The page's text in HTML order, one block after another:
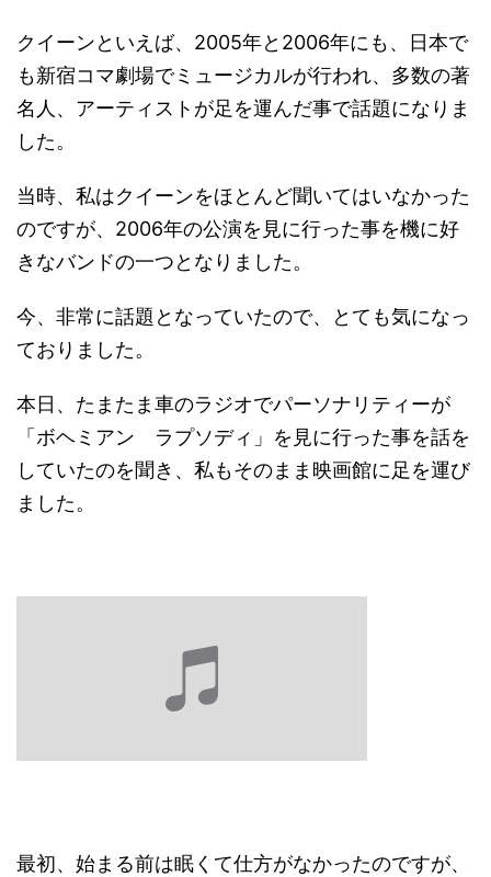
クイーンといえば、2005年と2006年にも、日本で
も新宿コマ劇場でミュージカルが行われ、多数の著
名人、アーティストが足を運んだ事で話題になりま
した。
当時、私はクイーンをほとんど聞いてはいなかった
のですが、2006年の公演を見に行った事を機に好
きなバンドの一つとなりました。
今、非常に話題となっていたので、とても気になっ
ておりました。
本日、たまたま車のラジオでパーソナリティーが
「ボヘミアン ラプソディ」を見に行った事を話を
していたのを聞き、私もそのまま映画館に足を運び
ました。
最初、始まる前は眠くて仕方がなかったのですが、